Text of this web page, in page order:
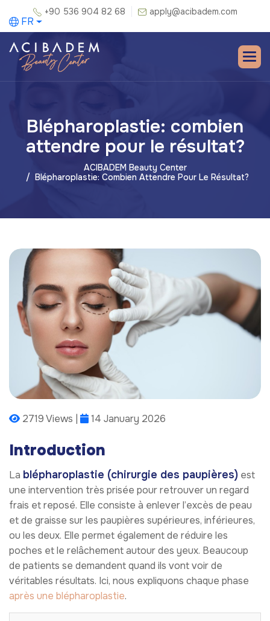
+90 536 904 82 68 apply@acibadem.com
FR
Blépharoplastie: combien
attendre pour le résultat?
ACIBADEM Beauty Center
Blépharoplastie: Combien Attendre Pour Le Résultat?
2719 Views | 14 January 2026
Introduction
La blépharoplastie (chirurgie des paupières) est
une intervention très prisée pour retrouver un regard
frais et reposé. Elle consiste à enlever l’excès de peau
et de graisse sur les paupières supérieures, inférieures,
ou les deux. Elle permet également de réduire les
poches et le relâchement autour des yeux. Beaucoup
de patients se demandent quand ils vont voir de
véritables résultats. Ici, nous expliquons chaque phase
après une blépharoplastie.